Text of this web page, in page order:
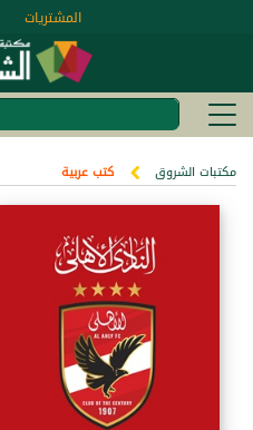
المشتريات
مكتبات الشروق كتب عربية